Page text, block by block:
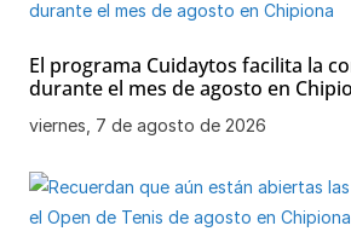
El programa Cuidaytos facilita la
durante el mes de agosto en
viernes, 7 de agosto de 2026